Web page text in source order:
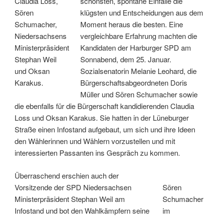
Sören
Schumacher,
Niedersachsens
Ministerpräsident
Stephan Weil
und Oksan
Karakus.
klügsten und Entscheidungen aus dem
Moment heraus die besten. Eine
vergleichbare Erfahrung machten die
Kandidaten der Harburger SPD am
Sonnabend, dem 25. Januar.
Sozialsenatorin Melanie Leohard, die
Bürgerschaftsabgeordneten Doris
Müller und Sören Schumacher sowie
die ebenfalls für die Bürgerschaft kandidierenden Claudia
Loss und Oksan Karakus. Sie hatten in der Lüneburger
Straße einen Infostand aufgebaut, um sich und ihre Ideen
den Wählerinnen und Wählern vorzustellen und mit
interessierten Passanten ins Gespräch zu kommen.
Sören
Schumacher
im
Überraschend erschien auch der
Vorsitzende der SPD Niedersachsen
Ministerpräsident Stephan Weil am
Infostand und bot den Wahlkämpfern seine